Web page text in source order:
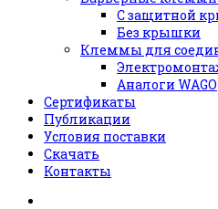
С защитной
Без крышки
Клеммы для
Аналоги WAGO
Сертификаты
Публикации
Условия поставки
Скачать
Контакты